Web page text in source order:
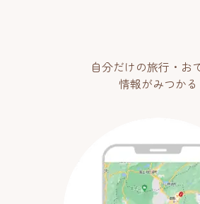
自分だけの旅行・お
情報がみつかる